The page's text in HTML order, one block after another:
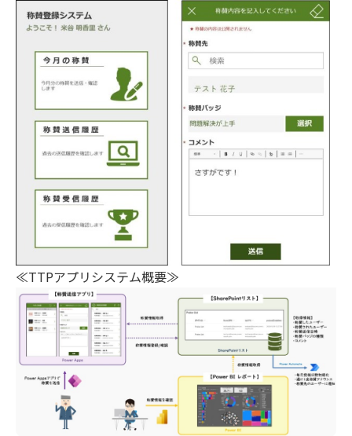
≪TTPアプリシステム概要≫